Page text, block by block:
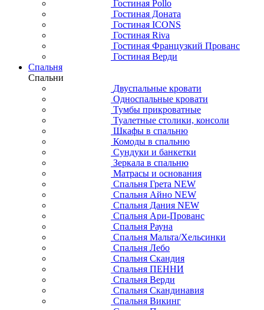
Гостиная Pollo
Гостиная Доната
Гостиная ICONS
Гостиная Riva
Гостиная Французкий Прованс
Гостиная Верди
Спальня
Спальни
Двуспальные кровати
Односпальные кровати
Тумбы прикроватные
Туалетные столики, консоли
Шкафы в спальню
Комоды в спальню
Сундуки и банкетки
Зеркала в спальню
Матрасы и основания
Спальня Грета NEW
Спальня Айно NEW
Спальня Дания NEW
Спальня Ари-Прованс
Спальня Рауна
Спальня Мальта/Хельсинки
Спальня Лебо
Спальня Скандия
Спальня ПЕННИ
Спальня Верди
Спальня Скандинавия
Спальня Викинг